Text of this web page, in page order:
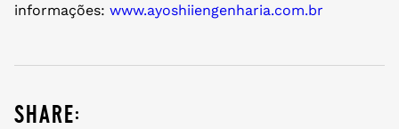
informações: www.ayoshiiengenharia.com.br
share: